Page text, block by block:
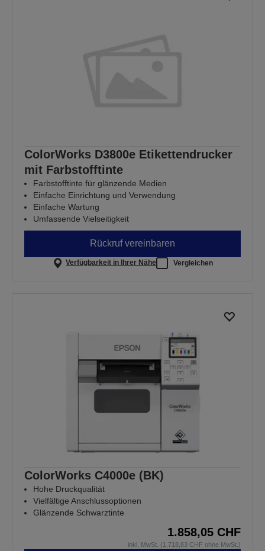
ColorWorks D3800e Etikettendrucker
mit Farbstofftinte
Farbstofftinte für glänzende Medien
Einfache Einrichtung und Verwendung
Einfache Wartung
Umfassende Vielseitigkeit
Rückruf vereinbaren
Verfügbarkeit in Ihrer Nähe Vergleichen
ColorWorks C4000e (BK)
Hohe Druckqualität
Vielfältige Anschlussoptionen
Glänzende Schwarztinte
1.858,05 CHF
inkl. MwSt. (1.718,83 CHF ohne MwSt.)